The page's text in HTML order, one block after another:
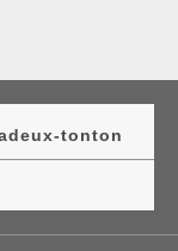
tonton